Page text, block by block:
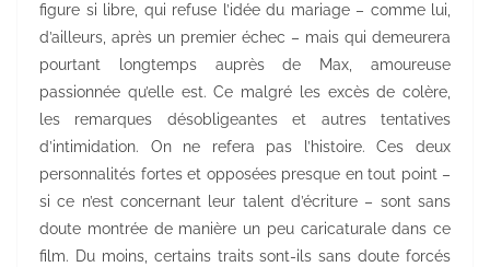
figure si libre, qui refuse l’idée du mariage – comme lui,
d’ailleurs, après un premier échec – mais qui demeurera
pourtant longtemps auprès de Max, amoureuse
passionnée qu’elle est. Ce malgré les excès de colère,
les remarques désobligeantes et autres tentatives
d’intimidation. On ne refera pas l’histoire. Ces deux
personnalités fortes et opposées presque en tout point –
si ce n’est concernant leur talent d’écriture – sont sans
doute montrée de manière un peu caricaturale dans ce
film. Du moins, certains traits sont-ils sans doute forcés